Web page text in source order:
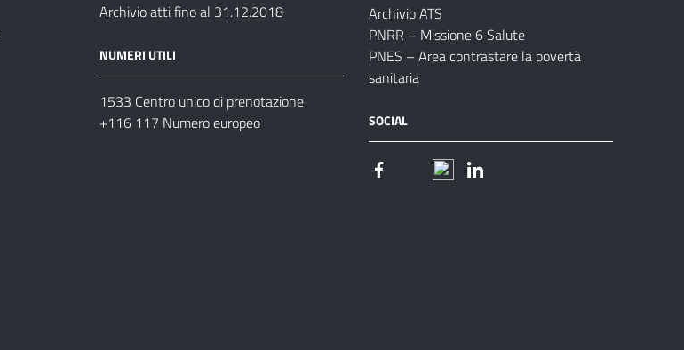
Archivio atti fino al 31.12.2018
NUMERI UTILI
1533 Centro unico di prenotazione
+116 117 Numero europeo
Archivio ATS
PNRR – Missione 6 Salute
PNES – Area contrastare la povertà
sanitaria
SOCIAL